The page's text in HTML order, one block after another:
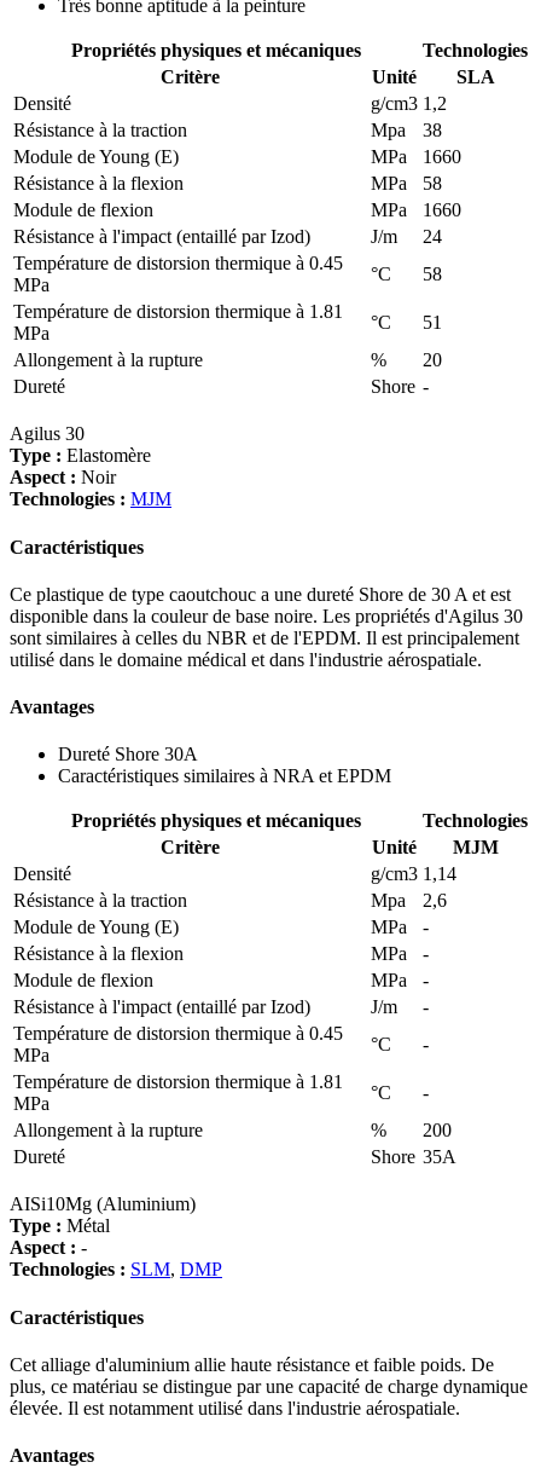
Très bonne aptitude à la peinture
Propriétés physiques et mécaniques
Technologies
Critère
Unité
SLA
Densité
g/cm3 1,2
Résistance à la traction
Mpa
38
Module de Young (E)
MPa
1660
Résistance à la flexion
MPa
58
Module de flexion
MPa
1660
Résistance à l'impact (entaillé par Izod)
J/m
24
Température de distorsion thermique à 0.45
MPa
°C
58
Température de distorsion thermique à 1.81
MPa
°C
51
Allongement à la rupture
%
20
Dureté
Shore -
Agilus 30
Type : Elastomère
Aspect : Noir
Technologies : MJM
Caractéristiques
Ce plastique de type caoutchouc a une dureté Shore de 30 A et est
disponible dans la couleur de base noire. Les propriétés d'Agilus 30
sont similaires à celles du NBR et de l'EPDM. Il est principalement
utilisé dans le domaine médical et dans l'industrie aérospatiale.
Avantages
Dureté Shore 30A
Caractéristiques similaires à NRA et EPDM
Propriétés physiques et mécaniques
Technologies
Critère
Unité
MJM
Densité
g/cm3 1,14
Résistance à la traction
Mpa
2,6
Module de Young (E)
MPa
-
Résistance à la flexion
MPa
-
Module de flexion
MPa
-
Résistance à l'impact (entaillé par Izod)
J/m
-
Température de distorsion thermique à 0.45
MPa
°C
-
Température de distorsion thermique à 1.81
MPa
°C
-
Allongement à la rupture
%
200
Dureté
Shore 35A
AISi10Mg (Aluminium)
Type : Métal
Aspect : -
Technologies : SLM, DMP
Caractéristiques
Cet alliage d'aluminium allie haute résistance et faible poids. De
plus, ce matériau se distingue par une capacité de charge dynamique
élevée. Il est notamment utilisé dans l'industrie aérospatiale.
Avantages